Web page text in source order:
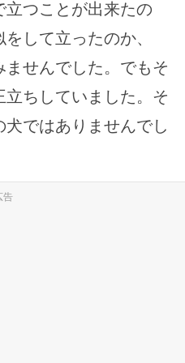
つことが出来たの
して立ったのか、
せんでした。でもそ
ちしていました。そ
ではありませんでし
告